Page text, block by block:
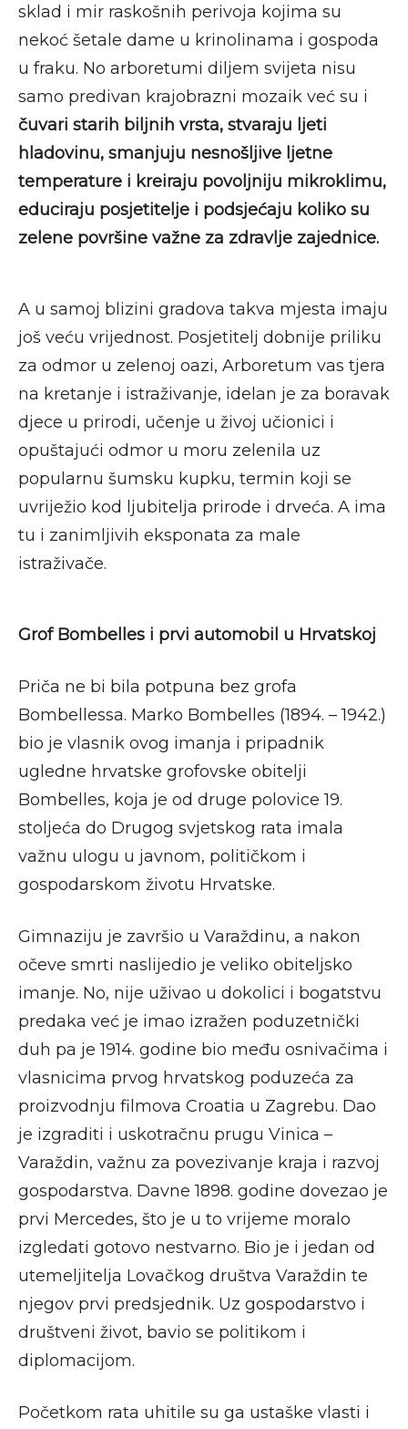
sklad i mir raskošnih perivoja kojima su
nekoć šetale dame u krinolinama i gospoda
u fraku. No arboretumi diljem svijeta nisu
samo predivan krajobrazni mozaik već su i
čuvari starih biljnih vrsta, stvaraju ljeti
hladovinu, smanjuju nesnošljive ljetne
temperature i kreiraju povoljniju mikroklimu,
educiraju posjetitelje i podsjećaju koliko su
zelene površine važne za zdravlje zajednice.
A u samoj blizini gradova takva mjesta imaju
još veću vrijednost. Posjetitelj dobnije priliku
za odmor u zelenoj oazi, Arboretum vas tjera
na kretanje i istraživanje, idelan je za boravak
djece u prirodi, učenje u živoj učionici i
opuštajući odmor u moru zelenila uz
popularnu šumsku kupku, termin koji se
uvriježio kod ljubitelja prirode i drveća. A ima
tu i zanimljivih eksponata za male
istraživače.
Grof Bombelles i prvi automobil u Hrvatskoj
Priča ne bi bila potpuna bez grofa
Bombellessa. Marko Bombelles (1894. – 1942.)
bio je vlasnik ovog imanja i pripadnik
ugledne hrvatske grofovske obitelji
Bombelles, koja je od druge polovice 19.
stoljeća do Drugog svjetskog rata imala
važnu ulogu u javnom, političkom i
gospodarskom životu Hrvatske.
Gimnaziju je završio u Varaždinu, a nakon
očeve smrti naslijedio je veliko obiteljsko
imanje. No, nije uživao u dokolici i bogatstvu
predaka već je imao izražen poduzetnički
duh pa je 1914. godine bio među osnivačima i
vlasnicima prvog hrvatskog poduzeća za
proizvodnju filmova Croatia u Zagrebu. Dao
je izgraditi i uskotračnu prugu Vinica –
Varaždin, važnu za povezivanje kraja i razvoj
gospodarstva. Davne 1898. godine dovezao je
prvi Mercedes, što je u to vrijeme moralo
izgledati gotovo nestvarno. Bio je i jedan od
utemeljitelja Lovačkog društva Varaždin te
njegov prvi predsjednik. Uz gospodarstvo i
društveni život, bavio se politikom i
diplomacijom.
Početkom rata uhitile su ga ustaške vlasti i